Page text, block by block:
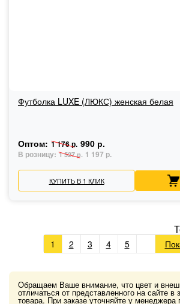
Футболка LUXE (ЛЮКС) женская белая
Оптом: 1 176 р. 990 р.
В розницу: 1 527 р. 1 197 р.
КУПИТЬ В 1 КЛИК
1 2 3 4 5
Обращаем Ваше внимание, что цвет и
отличаться от представленного на сайте в
товара. При заказе уточняйте у